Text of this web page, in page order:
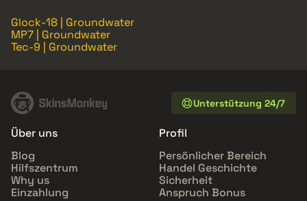
Glock-18 | Groundwater
MP7 | Groundwater
Tec-9 | Groundwater
Unterstützung 24/7
Über uns
Blog
Hilfszentrum
Why us
Einzahlung
Profil
Persönlicher Bereich
Handel Geschichte
Sicherheit
Anspruch Bonus